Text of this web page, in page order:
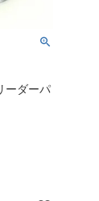
ダーパ